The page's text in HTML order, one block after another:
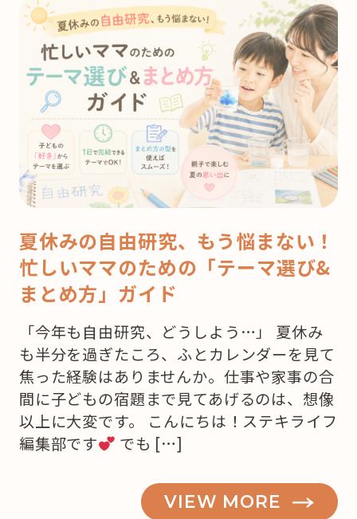
夏休みの自由研究、もう悩まない！
忙しいママのための「テーマ選び&
まとめ方」ガイド
「今年も自由研究、どうしよう…」 夏休み
も半分を過ぎたころ、ふとカレンダーを見て
焦った経験はありませんか。仕事や家事の合
間に子どもの宿題まで見てあげるのは、想像
以上に大変です。 こんにちは！ステキライフ
編集部です
でも […]
VIEW MORE